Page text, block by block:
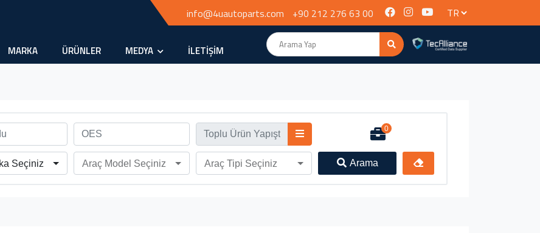
info@4uautoparts.com +90 212 276 63 00
MARKA ÜRÜNLER MEDYA İLETİŞİM
0
Seçiniz Araç Model Seçiniz Araç Tipi Seçiniz Arama